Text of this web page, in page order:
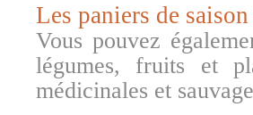
Les paniers de saison
Vous pouvez
légumes, fruits et
médicinales et